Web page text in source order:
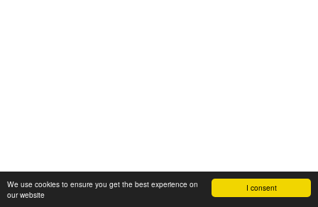
I consent
We use cookies to ensure you get the best experience on
our website